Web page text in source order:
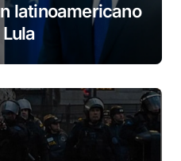
latinoamericano